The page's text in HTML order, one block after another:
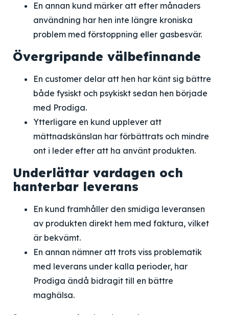
En annan kund märker att efter månaders
användning har hen inte längre kroniska
problem med förstoppning eller gasbesvär.
Övergripande välbefinnande
En customer delar att hen har känt sig bättre
både fysiskt och psykiskt sedan hen började
med Prodiga.
Ytterligare en kund upplever att
mättnadskänslan har förbättrats och mindre
ont i leder efter att ha använt produkten.
Underlättar vardagen och
hanterbar leverans
En kund framhåller den smidiga leveransen
av produkten direkt hem med faktura, vilket
är bekvämt.
En annan nämner att trots viss problematik
med leverans under kalla perioder, har
Prodiga ändå bidragit till en bättre
maghälsa.